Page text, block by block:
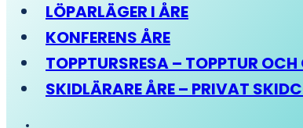
LÖPARLÄGER I ÅRE
KONFERENS ÅRE
TOPPTURSRESA – TOPPTUR
SKIDLÄRARE ÅRE – PRIVAT